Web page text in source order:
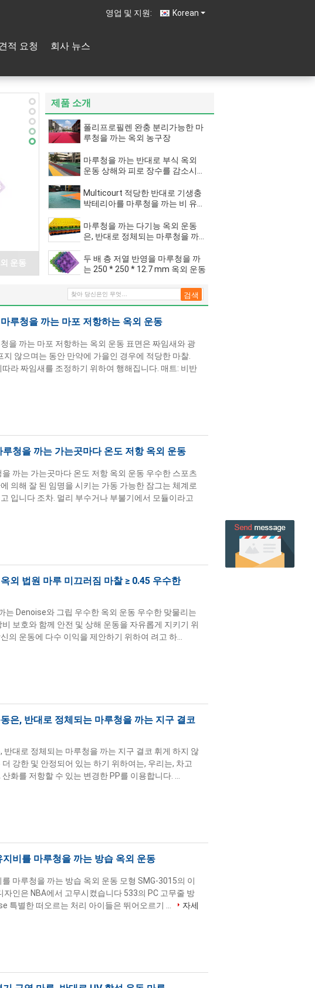
Korean
영업 및 지원:
적 요청 회사 뉴스
운동
제품 소개
폴리프로필렌 완충 분리가능한 마
루청을 까는 옥외 농구장
마루청을 까는 반대로 부식 옥외
운동 상해와 피로 장수를 감소시키
Multicourt 적당한 반대로 기생충
박테리아를 마루청을 까는 비 유독
마루청을 까는 다기능 옥외 운동
은, 반대로 정체되는 마루청을 까
두 배 층 저열 반영을 마루청을 까
는 250 * 250 * 12.7 mm 옥외 운동
루청을 까는 마포 저항하는 옥외 운동
을 까는 마포 저항하는 옥외 운동 표면은 짜임새와 광
않으며는 동안 만약에 가을인 경우에 적당한 마찰.
라 짜임새를 조정하기 위하여 행해집니다. 매트: 비반
청을 까는 가는곳마다 온도 저항 옥외 운동
까는 가는곳마다 온도 저항 옥외 운동 우수한 스포츠
의해 잘 된 임명을 시키는 가동 가능한 잠그는 체계로
입니다 조차. 멀리 부수거나 부불기에서 모듈이라고
외 법원 마루 미끄러짐 마찰 ≥ 0.45 우수한
는 Denoise와 그립 우수한 옥외 운동 우수한 맞물리는
보호와 함께 안전 및 상해 운동을 자유롭게 지키기 위
의 운동에 다수 이익을 제안하기 위하여 려고 하...
은, 반대로 정체되는 마루청을 까는 지구 결코
반대로 정체되는 마루청을 까는 지구 결코 휘게 하지 않
강한 및 안정되어 있는 하기 위하여는, 우리는, 차고
화를 저항할 수 있는 변경한 PP를 이용합니다. ...
비를 마루청을 까는 방습 옥외 운동
마루청을 까는 방습 옥외 운동 모형 SMG-3015의 이
자인은 NBA에서 고무시켰습니다 533의 PC 고무줄 방
특별한 떠오르는 처리 아이들은 뛰어오르기 ...
자세